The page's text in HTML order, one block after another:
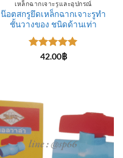
เหล็กฉากเจาะรูและอุปกรณ์
น๊อตสกรูยึดเหล็กฉากเจาะรูทำ
ชั้นวางของ ชนิดด้านเท่า
ให้คะแนน
42.00฿